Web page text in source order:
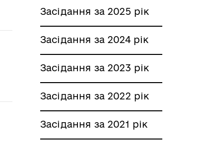
Засідання за 2025 рік
Засідання за 2024 рік
Засідання за 2023 рік
Засідання за 2022 рік
Засідання за 2021 рік